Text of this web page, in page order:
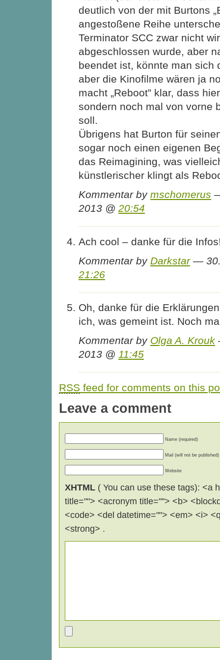
deutlich von der mit Burtons
angestoßene Reihe
Terminator SCC zwar nicht
abgeschlossen wurde, aber
beendet ist, könnte man sich
aber die Kinofilme wären ja
macht „Reboot” klar, dass
sondern noch mal von vorne
soll.
Übrigens hat Burton für
sogar noch einen eigenen
das Reimagining, was
künstlerischer klingt als
Kommentar by mschomerus
2013 @ 20:54
Ach cool – danke für die
Kommentar by Darkstar— 30.
21:26
Oh, danke für die
ich, was gemeint ist. Noch
Kommentar by Olga A. Krouk
2013 @ 11:45
RSS feed for comments on this
Leave a comment
Name (required)
Mail (will not be published)
Website
XHTML ( You can use these tags): <a
title=""> <acronym title=""> <b>
<code> <del datetime=""> <em> <i>
<strong> .